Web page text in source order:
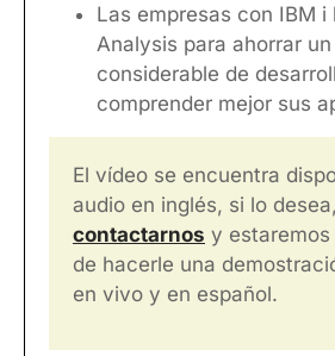
Las empresas con IBM
Analysis para ahorrar
considerable de
comprender mejor sus
El vídeo se encuentra
audio en inglés, si lo
contactarnos y
de hacerle una
en vivo y en español.